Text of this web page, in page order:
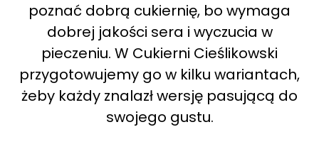
poznać dobrą cukiernię, bo wymaga
dobrej jakości sera i wyczucia w
pieczeniu. W Cukierni Cieślikowski
przygotowujemy go w kilku wariantach,
żeby każdy znalazł wersję pasującą do
swojego gustu.